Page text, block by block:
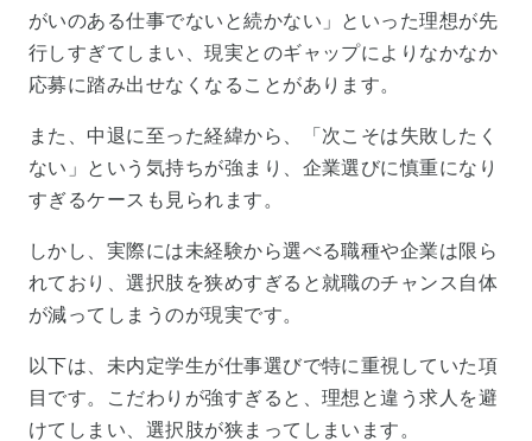
がいのある仕事でないと続かない」といった理想が先
行しすぎてしまい、現実とのギャップによりなかなか
応募に踏み出せなくなることがあります。
また、中退に至った経緯から、「次こそは失敗したく
ない」という気持ちが強まり、企業選びに慎重になり
すぎるケースも見られます。
しかし、実際には未経験から選べる職種や企業は限ら
れており、選択肢を狭めすぎると就職のチャンス自体
が減ってしまうのが現実です。
以下は、未内定学生が仕事選びで特に重視していた項
目です。こだわりが強すぎると、理想と違う求人を避
けてしまい、選択肢が狭まってしまいます。